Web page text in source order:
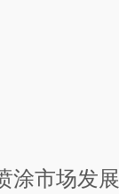
市场发展